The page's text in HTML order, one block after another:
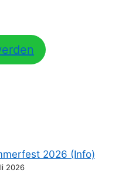
2026 (Info)
2026